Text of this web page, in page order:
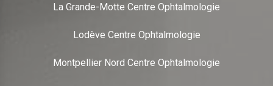
La Grande-Motte Centre Ophtalmologie
Lodève Centre Ophtalmologie
Montpellier Nord Centre Ophtalmologie